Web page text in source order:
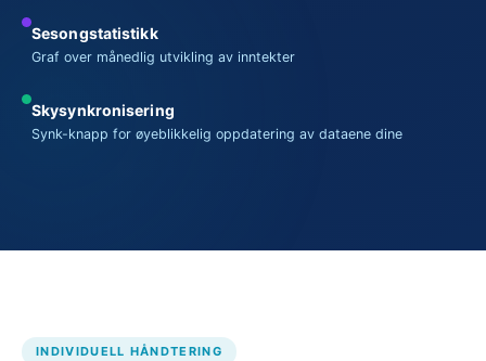
Sesongstatistikk
Graf over månedlig utvikling av inntekter
Skysynkronisering
Synk-knapp for øyeblikkelig oppdatering av dataene dine
INDIVIDUELL HÅNDTERING